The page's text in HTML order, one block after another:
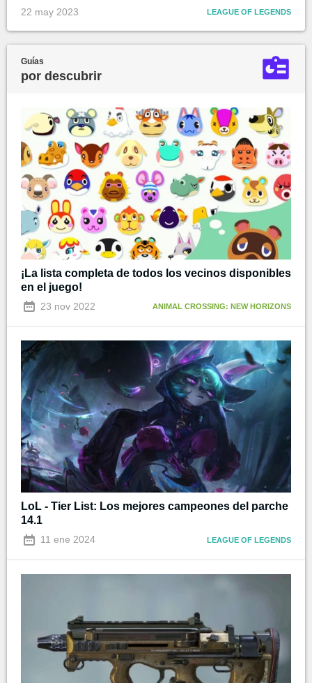
22 may 2023 LEAGUE OF LEGENDS
Guías
por descubrir
¡La lista completa de todos los vecinos disponibles
en el juego!
23 nov 2022 ANIMAL CROSSING: NEW HORIZONS
LoL - Tier List: Los mejores campeones del parche
14.1
11 ene 2024 LEAGUE OF LEGENDS